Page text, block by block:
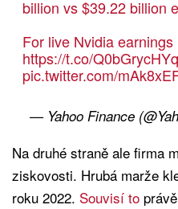
billion vs $39.22 billion
For live Nvidia earnings
https://t.co/Q0bGrycHYq
pic.twitter.com/
— Yahoo Finance
Na druhé straně ale firma
ziskovosti. Hrubá marže
roku 2022. Souvisí to